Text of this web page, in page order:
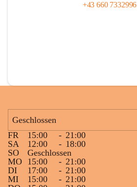
+43 660 7332996
Geschlossen
FR
15:00 - 21:00
SA
12:00 - 18:00
SO
Geschlossen
MO 15:00 - 21:00
DI
17:00 - 21:00
MI
15:00 - 21:00